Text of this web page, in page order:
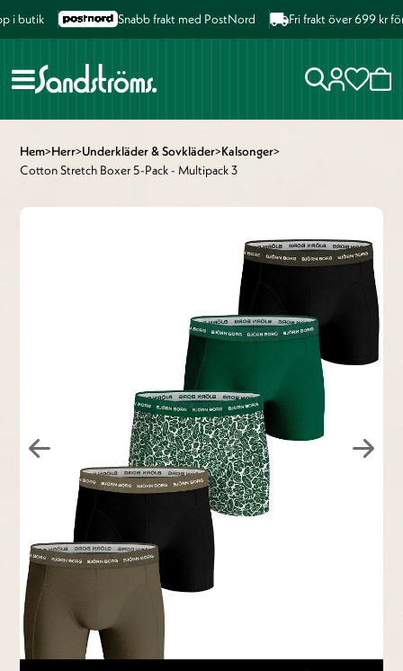
butik Snabb frakt med PostNord Fri frakt över 699 kr för
Hem>Herr>Underkläder & Sovkläder>Kalsonger>
Cotton Stretch Boxer 5-Pack - Multipack 3